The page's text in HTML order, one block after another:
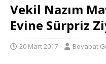
Vekil Nazım
Evine Sürpriz
20 Mart 2017 Boyabat